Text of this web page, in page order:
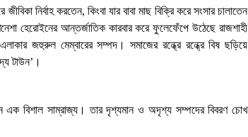
নগর যুবদলের নতুন যুগ্ম আহ্বায়ক ইঞ্জি.
আরিফুজ্জামান সোহেলকে RPSF-এর
বাগমারায় যুবদলের নেতাকে পিটিয়ে আহত
নির্বাহ করতেন, কিংবা যার বাবা মাছ বিক্রি করে সংসার চালাতেন
হেরোইনের আন্তর্জাতিক কারবার করে ফুলেফেঁপে উঠেছে রাজশাহী
জহুরুল মেম্বারের সম্পদ। সমাজের রন্ধ্রে রন্ধ্রে বিষ ছড়িয়ে
টাউন’।
এক বিশাল সাম্রাজ্য। তার দৃশ্যমান ও অদৃশ্য সম্পদের বিবরণ চোখ